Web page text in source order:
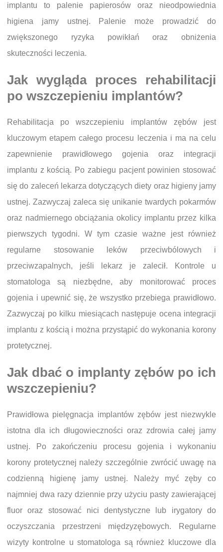
implantu to palenie papierosów oraz nieodpowiednia
higiena jamy ustnej. Palenie może prowadzić do
zwiększonego ryzyka powikłań oraz obniżenia
skuteczności leczenia.
Jak wygląda proces rehabilitacji
po wszczepieniu implantów?
Rehabilitacja po wszczepieniu implantów zębów jest
kluczowym etapem całego procesu leczenia i ma na celu
zapewnienie prawidłowego gojenia oraz integracji
implantu z kością. Po zabiegu pacjent powinien stosować
się do zaleceń lekarza dotyczących diety oraz higieny jamy
ustnej. Zazwyczaj zaleca się unikanie twardych pokarmów
oraz nadmiernego obciążania okolicy implantu przez kilka
pierwszych tygodni. W tym czasie ważne jest również
regularne stosowanie leków przeciwbólowych i
przeciwzapalnych, jeśli lekarz je zalecił. Kontrole u
stomatologa są niezbędne, aby monitorować proces
gojenia i upewnić się, że wszystko przebiega prawidłowo.
Zazwyczaj po kilku miesiącach następuje ocena integracji
implantu z kością i można przystąpić do wykonania korony
protetycznej.
Jak dbać o implanty zębów po ich
wszczepieniu?
Prawidłowa pielęgnacja implantów zębów jest niezwykle
istotna dla ich długowieczności oraz zdrowia całej jamy
ustnej. Po zakończeniu procesu gojenia i wykonaniu
korony protetycznej należy szczególnie zwrócić uwagę na
codzienną higienę jamy ustnej. Należy myć zęby co
najmniej dwa razy dziennie przy użyciu pasty zawierającej
fluor oraz stosować nici dentystyczne lub irygatory do
oczyszczania przestrzeni międzyzębowych. Regularne
wizyty kontrolne u stomatologa są również kluczowe dla